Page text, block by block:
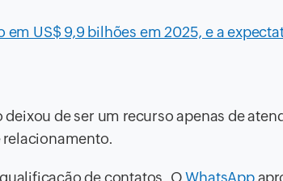
US$ 9,9 bilhões em 2025, e a
de ser um recurso apenas de
relacionamento.
de contatos. OWhatsApp